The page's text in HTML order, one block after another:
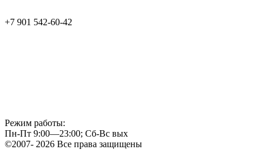
+7 901 542-60-42
Режим работы:
Пн-Пт 9:00—23:00; Сб-Вс вых
©2007- 2026 Все права защищены